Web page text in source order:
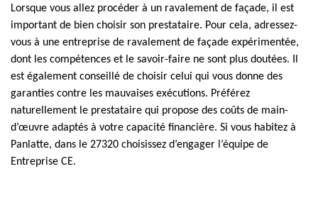
Lorsque vous allez procéder à un ravalement de façade, il est
important de bien choisir son prestataire. Pour cela, adressez-
vous à une entreprise de ravalement de façade expérimentée,
dont les compétences et le savoir-faire ne sont plus doutées. Il
est également conseillé de choisir celui qui vous donne des
garanties contre les mauvaises exécutions. Préférez
naturellement le prestataire qui propose des coûts de main-
d’œuvre adaptés à votre capacité financière. Si vous habitez à
Panlatte, dans le 27320 choisissez d’engager l’équipe de
Entreprise CE.